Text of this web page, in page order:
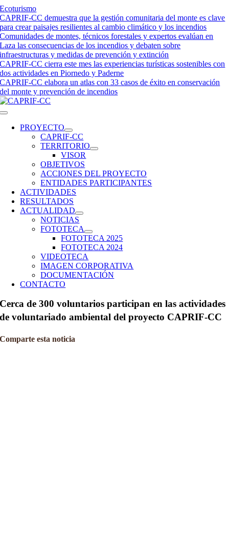
Saltar
al
contenido
Ecoturismo
CAPRIF-CC demuestra que la gestión comunitaria del monte es clave
para crear paisajes resilientes al cambio climático y los incendios
Comunidades de montes, técnicos forestales y expertos evalúan en
Laza las consecuencias de los incendios y debaten sobre
infraestructuras y medidas de prevención y extinción
CAPRIF-CC cierra este mes las experiencias turísticas sostenibles con
dos actividades en Piornedo y Paderne
CAPRIF-CC elabora un atlas con 33 casos de éxito en conservación
del monte y prevención de incendios
Toggle
NavigationPROYECTO
CAPRIF-CC
TERRITORIO
VISOR
OBJETIVOS
ACCIONES DEL PROYECTO
ENTIDADES PARTICIPANTES
ACTIVIDADES
RESULTADOS
ACTUALIDAD
NOTICIAS
FOTOTECA
FOTOTECA 2025
FOTOTECA 2024
VIDEOTECA
IMAGEN CORPORATIVA
DOCUMENTACIÓN
CONTACTO
Cerca de 300 voluntarios participan en las actividades
de voluntariado ambiental del proyecto CAPRIF-CC
Comparte esta noticia